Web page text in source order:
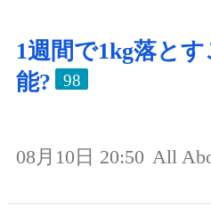
1週間で1kg落と
能?
98
08月10日 20:50 All